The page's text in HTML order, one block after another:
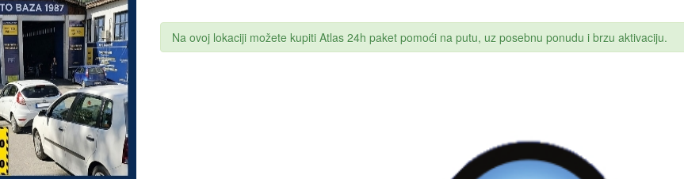
Na ovoj lokaciji možete kupiti Atlas 24h paket pomoći na putu, uz posebnu ponudu i brzu aktivaciju.